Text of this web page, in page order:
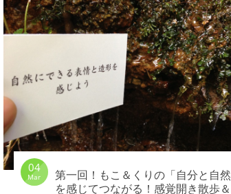
04
Mar
第一回！もこ＆くりの「自分と自然
を感じてつながる！感覚開き散歩＆